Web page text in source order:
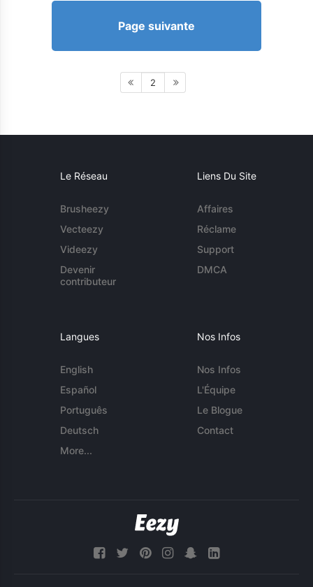
Page suivante
2
Le Réseau
Brusheezy
Vecteezy
Videezy
Devenir
contributeur
Liens Du Site
Affaires
Réclame
Support
DMCA
Langues
English
Español
Português
Deutsch
More...
Nos Infos
Nos Infos
L'Équipe
Le Blogue
Contact